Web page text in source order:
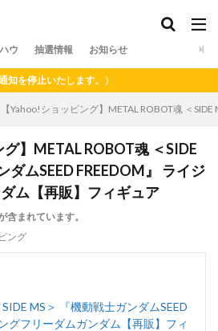
ウ 抽選情報 お知らせ
止いたします。）
【Yahoo!ショッピング】METAL ROBOT魂 ＜
グ】METAL ROBOT魂 ＜SIDE
ダムSEED FREEDOM』 ライジ
ム【再販】フィギュア
含まれています。
ング
MS＞ 『機動戦士ガンダムSEED
グフリーダムガンダム【再販】フィ